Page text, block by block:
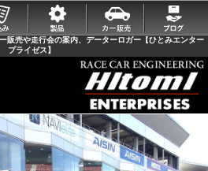
売や走行会の案内、データーロガー【ひとみエンター
プライゼス】